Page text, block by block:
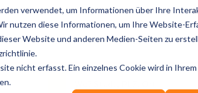
verwendet, um Informationen über Ihre
nutzen diese Informationen, um Ihre Website-
Website und anderen Medien-Seiten zu
nicht erfasst. Ein einzelnes Cookie wird in
Publikationen Branchen-Infos